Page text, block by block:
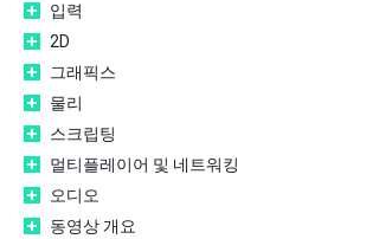
입력
2D
그래픽스
물리
스크립팅
멀티플레이어 및 네트워킹
오디오
동영상 개요